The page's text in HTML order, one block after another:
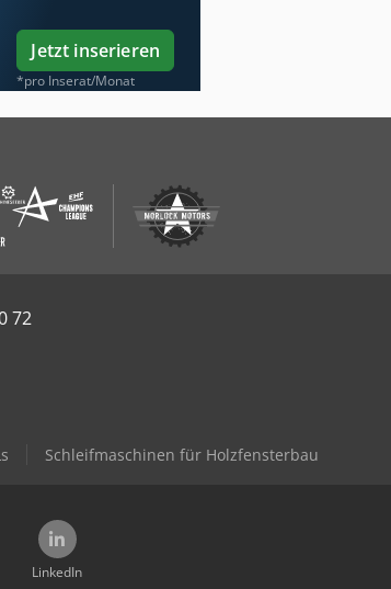
Jetzt inserieren
*pro Inserat/Monat
72
Schleifmaschinen für Holzfensterbau
LinkedIn